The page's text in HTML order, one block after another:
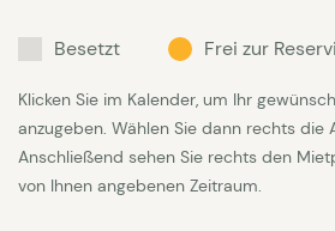
200).
Im Haus gibt es 2 Badezimmer,
und Waschbecken, das andere,
grosser Dusche, Toilette und
Besetzt Frei zur
Klicken Sie im Kalender, um Ihr
anzugeben. Wählen Sie dann rechts die
Anschließend sehen Sie rechts den
von Ihnen angebenen Zeitraum.